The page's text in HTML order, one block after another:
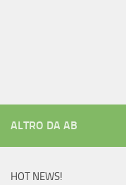
ALTRO DA AB
HOT NEWS!